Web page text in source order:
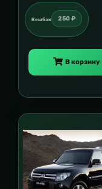
Кешбэк 250 ₽
В корзину